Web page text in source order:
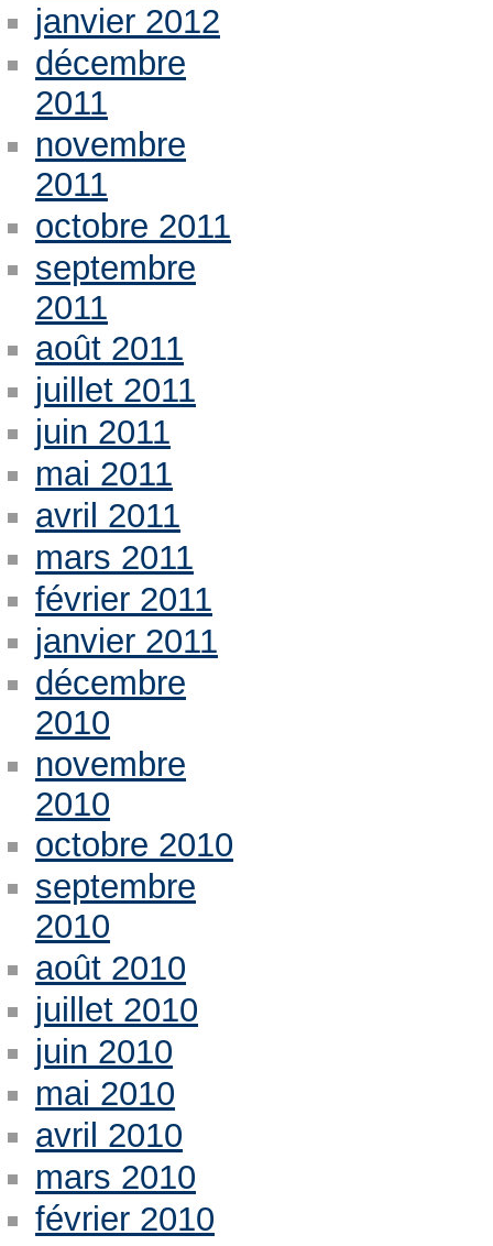
janvier 2012
décembre
2011
novembre
2011
octobre 2011
septembre
2011
août 2011
juillet 2011
juin 2011
mai 2011
avril 2011
mars 2011
février 2011
janvier 2011
décembre
2010
novembre
2010
octobre 2010
septembre
2010
août 2010
juillet 2010
juin 2010
mai 2010
avril 2010
mars 2010
février 2010